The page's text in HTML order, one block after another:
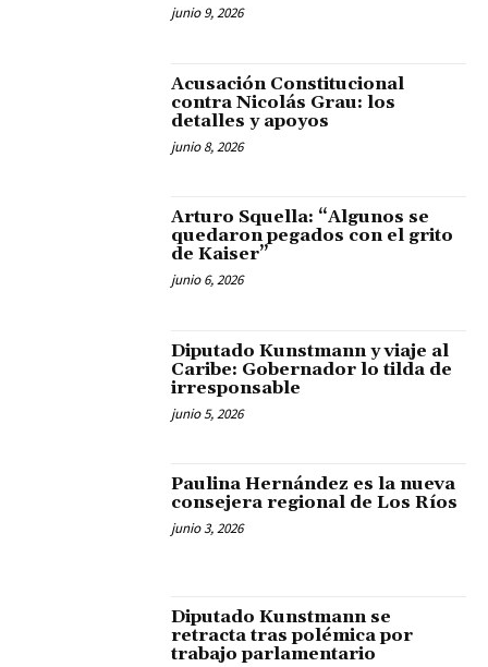
junio 9, 2026
Acusación Constitucional
contra Nicolás Grau: los
detalles y apoyos
junio 8, 2026
Arturo Squella: “Algunos se
quedaron pegados con el grito
de Kaiser”
junio 6, 2026
Diputado Kunstmann y viaje al
Caribe: Gobernador lo tilda de
irresponsable
junio 5, 2026
Paulina Hernández es la nueva
consejera regional de Los Ríos
junio 3, 2026
Diputado Kunstmann se
retracta tras polémica por
trabajo parlamentario